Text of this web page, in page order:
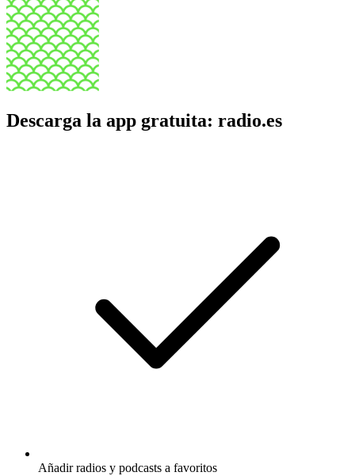
Descarga la app gratuita: radio.es
Añadir radios y podcasts a favoritos